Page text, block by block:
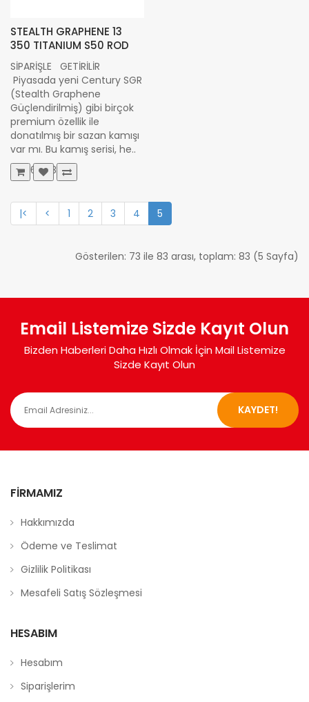
STEALTH GRAPHENE 13
350 TITANIUM S50 ROD
SİPARİŞLE GETİRİLİR
Piyasada yeni Century SGR
(Stealth Graphene
Güçlendirilmiş) gibi birçok
premium özellik ile
donatılmış bir sazan kamışı
var mı. Bu kamış serisi, he..
26.062,68 TL
|< < 1 2 3 4 5
Gösterilen: 73 ile 83 arası, toplam: 83 (5 Sayfa)
Email Listemize Sizde Kayıt Olun
Bizden Haberleri Daha Hızlı Olmak İçin Mail Listemize
Sizde Kayıt Olun
KAYDET!
FIRMAMIZ
Hakkımızda
Ödeme ve Teslimat
Gizlilik Politikası
Mesafeli Satış Sözleşmesi
HESABIM
Hesabım
Siparişlerim